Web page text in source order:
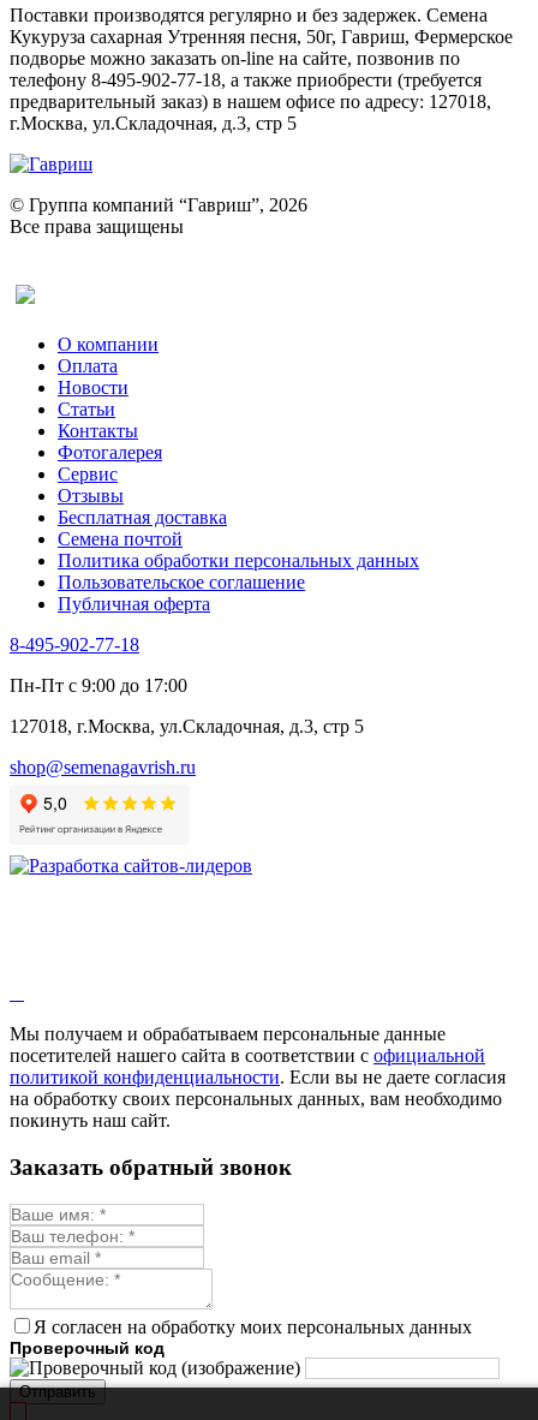
Поставки производятся регулярно и без задержек. Семена
Кукуруза сахарная Утренняя песня, 50г, Гавриш, Фермерское
подворье можно заказать on-line на сайте, позвонив по
телефону 8-495-902-77-18, а также приобрести (требуется
предварительный заказ) в нашем офисе по адресу: 127018,
г.Москва, ул.Складочная, д.3, стр 5
© Группа компаний “Гавриш”, 2026
Все права защищены
О компании
Оплата
Новости
Статьи
Контакты
Фотогалерея​
Сервис
Отзывы
Бесплатная доставка
Семена почтой
Политика обработки персональных данных
Пользовательское соглашение
Публичная оферта
8-495-902-77-18
Пн-Пт с 9:00 до 17:00
127018, г.Москва, ул.Складочная, д.3, стр 5
shop@semenagavrish.ru
Мы получаем и обрабатываем персональные данные
посетителей нашего сайта в соответствии с официальной
политикой конфиденциальности. Если вы не даете согласия
на обработку своих персональных данных, вам необходимо
покинуть наш сайт.
Заказать обратный звонок
Я согласен на обработку моих персональных данных
Проверочный код
Отправить